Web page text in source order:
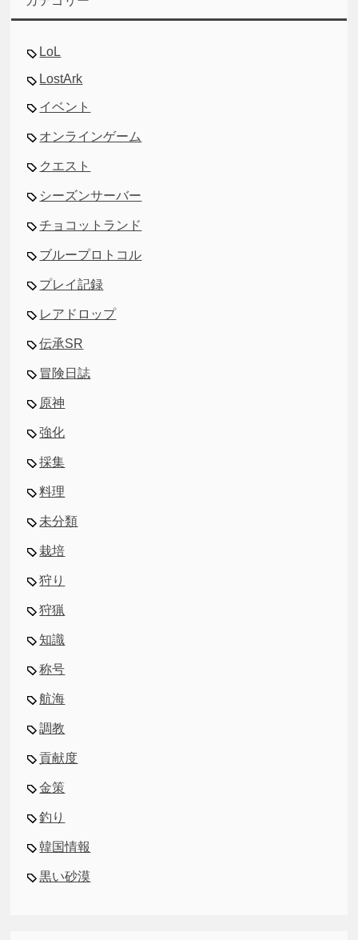
LoL
LostArk
イベント
オンラインゲーム
クエスト
シーズンサーバー
チョコットランド
ブループロトコル
プレイ記録
レアドロップ
伝承SR
冒険日誌
原神
強化
採集
料理
未分類
栽培
狩り
狩猟
知識
称号
航海
調教
貢献度
金策
釣り
韓国情報
黒い砂漠